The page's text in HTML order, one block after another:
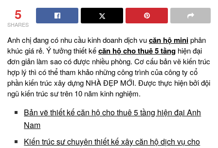
5
SHARES
Anh chị đang có nhu cầu kinh doanh dịch vucăn hộ miniphân
khúc giá rẻ. Ý tưởng thiết kếcăn hộ cho thuê 5 tầng hiện đại
đơn giản làm sao có được nhiều phòng. Cơ cấu bản vẽ kiến trúc
hợp lý thì có thể tham khảo những công trình của công ty cổ
phần kiến trúc xây dựng NHÀ ĐẸP MỚI. Được thực hiện bởi đội
ngũ kiến trúc sư trên 10 năm kinh nghiệm.
Bản vẽ thiết kế căn hộ cho thuê 5 tầng hiện đại Anh
Nam
Kiến trúc sư chuyên thiết kế xây căn hộ dịch vụ cho